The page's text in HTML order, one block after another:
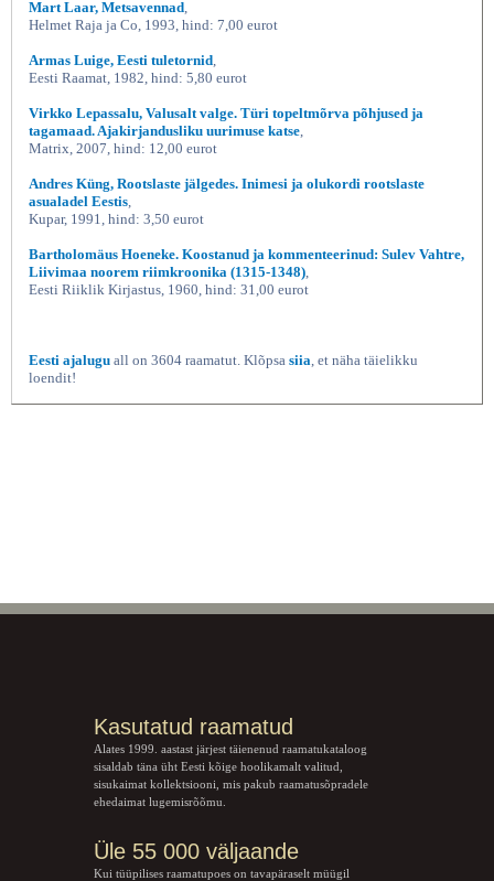
Mart Laar, Metsavennad
Helmet Raja ja Co, 1993, hind: 7,00 eurot
Armas Luige, Eesti tuletornid
Eesti Raamat, 1982, hind: 5,80 eurot
Virkko Lepassalu, Valusalt valge. Türi topeltmõrva põhjused ja
tagamaad. Ajakirjandusliku uurimuse katse
Matrix, 2007, hind: 12,00 eurot
Andres Küng, Rootslaste jälgedes. Inimesi ja olukordi rootslaste
asualadel Eestis
Kupar, 1991, hind: 3,50 eurot
Bartholomäus Hoeneke. Koostanud ja kommenteerinud: Sulev Vahtre,
Liivimaa noorem riimkroonika (1315-1348)
Eesti Riiklik Kirjastus, 1960, hind: 31,00 eurot
Eesti ajalugu all on 3604 raamatut. Klõpsa siia , et näha täielikku
loendit!
Kasutatud raamatud
Alates 1999. aastast järjest täienenud raamatukataloog
sisaldab täna üht Eesti kõige hoolikamalt valitud,
sisukaimat kollektsiooni, mis pakub raamatusõpradele
ehedaimat lugemisrõõmu.
Üle 55 000 väljaande
Kui tüüpilises raamatupoes on tavapäraselt müügil